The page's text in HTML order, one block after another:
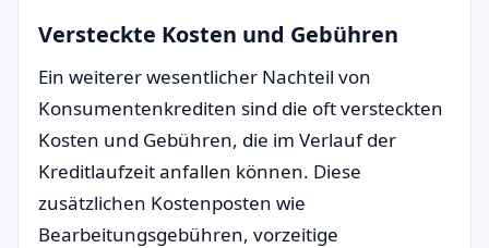
Versteckte Kosten und Gebühren
Ein weiterer wesentlicher Nachteil von
Konsumentenkrediten sind die oft versteckten
Kosten und Gebühren, die im Verlauf der
Kreditlaufzeit anfallen können. Diese
zusätzlichen Kostenposten wie
Bearbeitungsgebühren, vorzeitige